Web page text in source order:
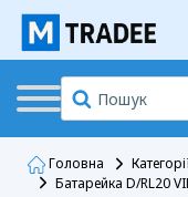
Головна Категорії
Батарейка D/RL20